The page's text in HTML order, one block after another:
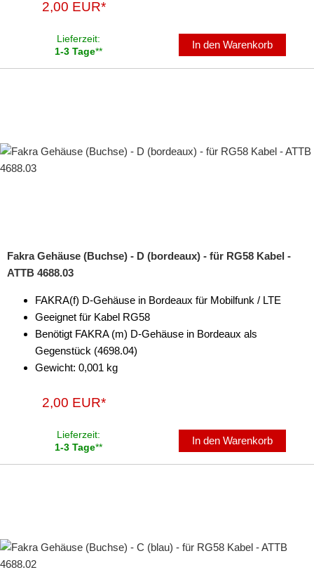
2,00 EUR*
Lieferzeit:
1-3 Tage**
In den Warenkorb
Fakra Gehäuse (Buchse) - D (bordeaux) - für RG58 Kabel -
ATTB 4688.03
FAKRA(f) D-Gehäuse in Bordeaux für Mobilfunk / LTE
Geeignet für Kabel RG58
Benötigt FAKRA (m) D-Gehäuse in Bordeaux als
Gegenstück (4698.04)
Gewicht: 0,001 kg
2,00 EUR*
Lieferzeit:
1-3 Tage**
In den Warenkorb